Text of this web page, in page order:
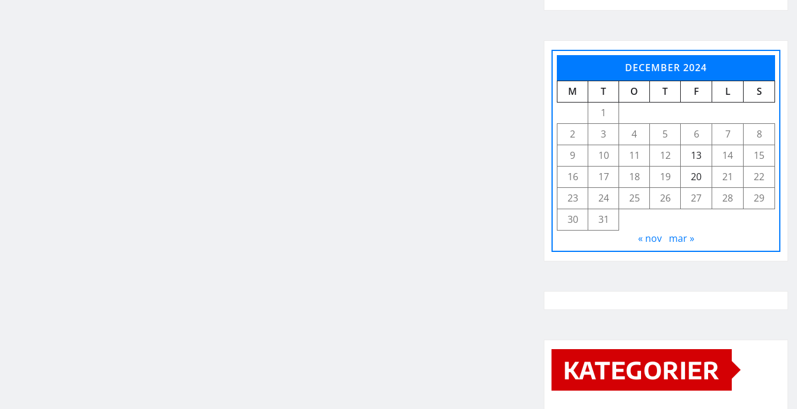
DECEMBER 2024
M
T O T F L
S
1
2
3 4 5 6 7
8
9
10 11 12 13 14
15
16
17 18 19 20 21
22
23
24 25 26 27 28
29
30
31
« nov
mar »
KATEGORIER